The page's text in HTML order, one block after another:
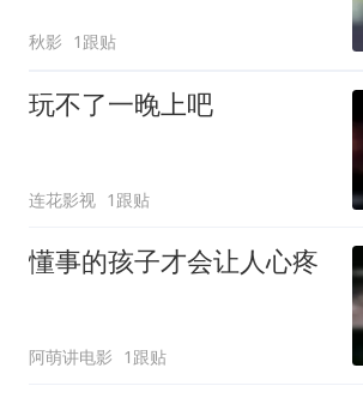
秋影 1跟贴
玩不了一晚上吧
连花影视 1跟贴
懂事的孩子才会让人心疼
阿萌讲电影 1跟贴